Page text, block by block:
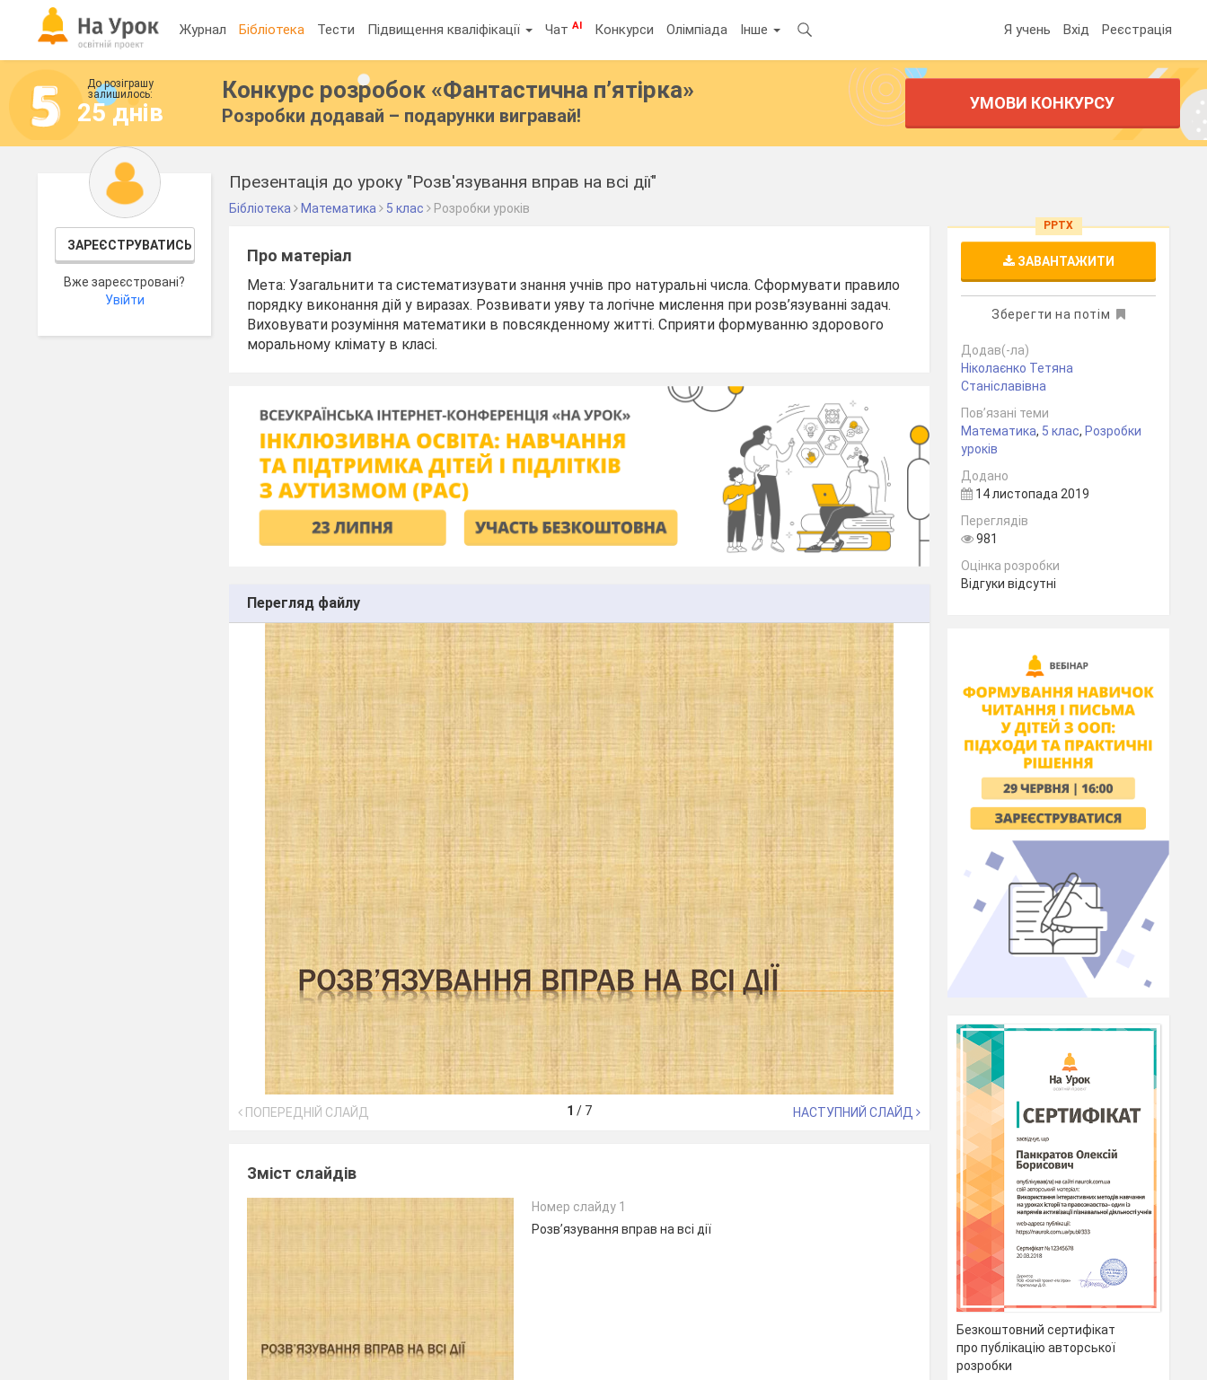
Журнал Бібліотека Тести Підвищення кваліфікації ЧатAI Конкурси Олімпіада Інше Я учень Вхід Реєстрація
До розіграшу
залишилось:
25 днів
Конкурс розробок «Фантастична п’ятірка»
Розробки додавай – подарунки вигравай!
УМОВИ КОНКУРСУ
ЗАРЕЄСТРУВАТИСЬ
Вже зареєстровані?
Увійти
Презентація до уроку "Розв'язування вправ на всі дії"
Бібліотека Математика 5 клас Розробки уроків
Про матеріал
Мета: Узагальнити та систематизувати знання учнів про натуральні числа. Сформувати правило
порядку виконання дій у виразах. Розвивати уяву та логічне мислення при розв’язуванні задач.
Виховувати розуміння математики в повсякденному житті. Сприяти формуванню здорового
моральному клімату в класі.
Перегляд файлу
ПОПЕРЕДНІЙ СЛАЙД 1 / 7 НАСТУПНИЙ СЛАЙД
Зміст слайдів
Номер слайду 1
Розв’язування вправ на всі дії
PPTX
ЗАВАНТАЖИТИ
Зберегти на потім
Додав(-ла)
Ніколаєнко Тетяна
Станіславівна
Пов’язані теми
Математика, 5 клас, Розробки
уроків
Додано
14 листопада 2019
Переглядів
981
Оцінка розробки
Відгуки відсутні
Безкоштовний сертифікат
про публікацію авторської
розробки